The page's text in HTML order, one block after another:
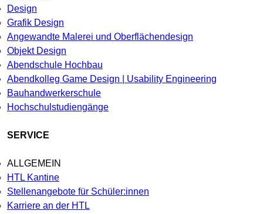
Design
Grafik Design
Angewandte Malerei und Oberflächendesign
Objekt Design
Abendschule Hochbau
Abendkolleg Game Design | Usability Engineering
Bauhandwerkerschule
Hochschulstudiengänge
SERVICE
ALLGEMEIN
HTL Kantine
Stellenangebote für Schüler:innen
Karriere an der HTL